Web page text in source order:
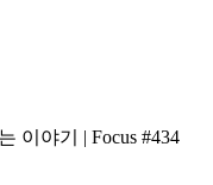
이야기 | Focus #434